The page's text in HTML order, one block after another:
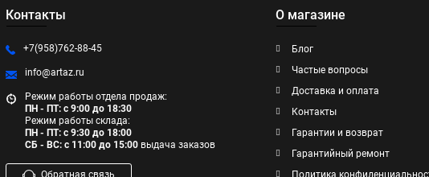
Контакты
+7(958)762-88-45
info@artaz.ru
Режим работы отдела продаж:
ПН - ПТ: с 9:00 до 18:30
Режим работы склада:
ПН - ПТ: с 9:30 до 18:00
СБ - ВС: с 11:00 до 15:00 выдача заказов
Обратная связь
О магазине
Блог
Частые вопросы
Доставка и оплата
Контакты
Гарантии и возврат
Гарантийный ремонт
Политика